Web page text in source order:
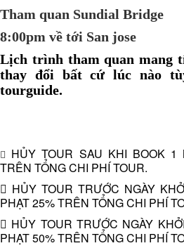
Tham quan Sundial Bridge
8:00pm về tới San jose
Lịch trình tham quan mang
thay đổi bất cứ lúc nào
tourguide.
 HỦY TOUR SAU KHI BOOK 1
TRÊN TỔNG CHI PHÍ TOUR.
 HỦY TOUR TRƯỚC NGÀY
PHẠT 25% TRÊN TỔNG CHI PHÍ
 HỦY TOUR TRƯỚC NGÀY
PHẠT 50% TRÊN TỔNG CHI PHÍ